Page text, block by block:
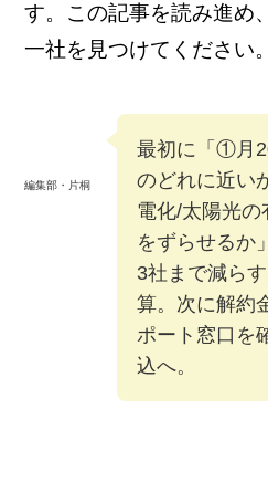
す。この記事を読み進め
一社を見つけてください。
編集部・片桐
最初に「①月
のどれに近い
電化/太陽光
をずらせるか
3社まで減ら
算。次に解約
ポート窓口を
込へ。